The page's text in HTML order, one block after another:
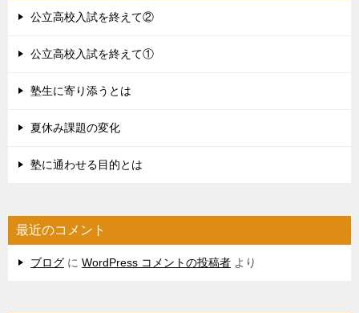
公立高校入試を終えて②
公立高校入試を終えて①
塾生に寄り添うとは
夏休み課題の変化
塾に通わせる目的とは
最近のコメント
ブログ に WordPress コメントの投稿者 より